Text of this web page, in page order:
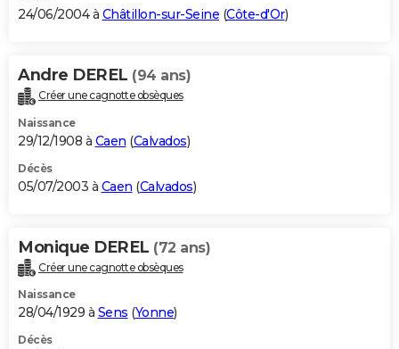
24/06/2004 à Châtillon-sur-Seine (Côte-d'Or)
Andre DEREL (94 ans)
Créer une cagnotte obsèques
Naissance
29/12/1908 à Caen (Calvados)
Décès
05/07/2003 à Caen (Calvados)
Monique DEREL (72 ans)
Créer une cagnotte obsèques
Naissance
28/04/1929 à Sens (Yonne)
Décès